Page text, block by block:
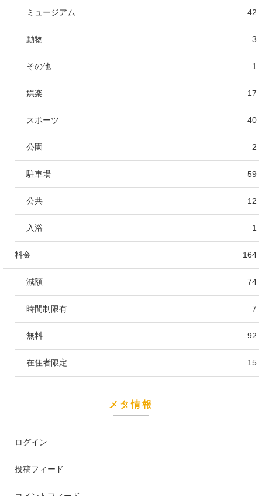
ミュージアム 42
動物 3
その他 1
娯楽 17
スポーツ 40
公園 2
駐車場 59
公共 12
入浴 1
料金 164
減額 74
時間制限有 7
無料 92
在住者限定 15
メタ情報
ログイン
投稿フィード